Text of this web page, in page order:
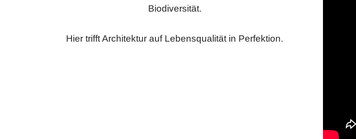
Biodiversität.
Hier trifft Architektur auf Lebensqualität in Perfektion.